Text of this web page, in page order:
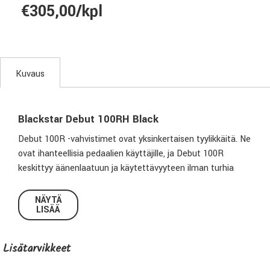
€305,00/kpl
Kuvaus
Blackstar Debut 100RH Black
Debut 100R -vahvistimet ovat yksinkertaisen tyylikkäitä. Ne
ovat ihanteellisia pedaalien käyttäjille, ja Debut 100R
keskittyy äänenlaatuun ja käytettävyyteen ilman turhia
täydellisesti kaikentasoisille kitaristeille – olitpa sitten
jammailemassa makuuhuoneessa, harjoittelemassa
erillinen MOSFET-etuvahvistin, patentoitu ISF-äänensäätö,
digitaalinen kaiku, linjatulo, kaiutinsimulaatiolla varustettu
NÄYTÄ
LISÄÄ
Lisätarvikkeet